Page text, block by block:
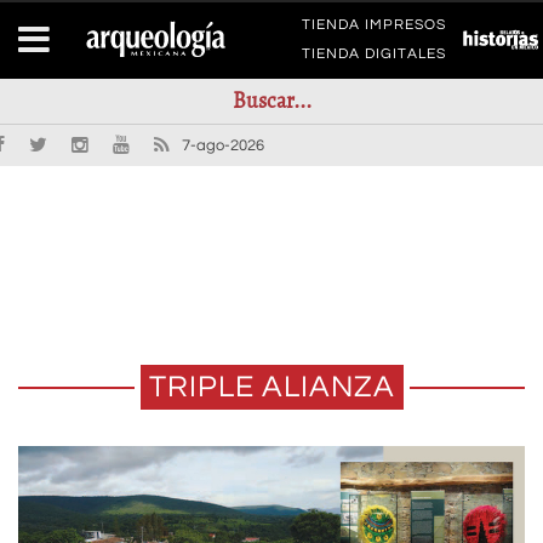
TIENDA IMPRESOS
TIENDA DIGITALES
7-ago-2026
TRIPLE ALIANZA